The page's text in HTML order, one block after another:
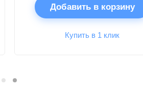
Добавить в корзину
Купить в 1 клик